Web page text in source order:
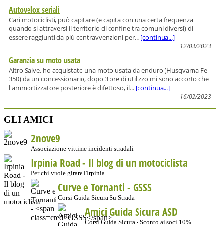
Autovelox seriali
Cari motociclisti, può capitare (e capita con una certa frequenza
quando si attraversi il territorio di confine tra comuni diversi) di
essere raggiunti da più contravvenzioni per... [continua...]
12/03/2023
Garanzia su moto usata
Altro Salve, ho acquistato una moto usata da enduro (Husqvarna Fe
350) da un concessionario, dopo 3 ore di utilizzo mi sono accorto che
l'ammortizzatore posteriore è difettoso, il... [continua...]
16/02/2023
GLI AMICI
2nove9
Associazione vittime incidenti stradali
Irpinia Road - Il blog di un motociclista
Per chi vuole girare l'Irpinia
Curve e Tornanti - GSSS
Corsi Guida Sicura Su Strada
Amici Guida Sicura ASD
Corsi Guida Sicura - Sconto ai soci 10%